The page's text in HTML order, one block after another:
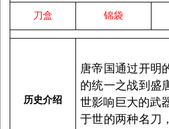
刀盒 锦袋
历史介绍
唐帝国通过开明
的统一之战到盛
世影响巨大的武
于世的两种名刀